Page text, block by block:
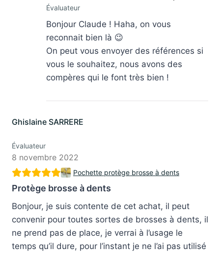
Brendan
Évaluateur
Bonjour Claude ! Haha, on vous
reconnait bien là 😉
On peut vous envoyer des références si
vous le souhaitez, nous avons des
Évaluateur
8 novembre 2022
Pochette protège brosse à dents
Protège brosse à dents
Bonjour, je suis contente de cet achat, il peut
convenir pour toutes sortes de brosses à dents, il
ne prend pas de place, je verrai à l’usage le